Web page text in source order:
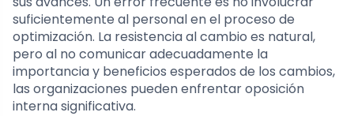
suficientemente al personal en el proceso de
optimización. La resistencia al cambio es natural,
pero al no comunicar adecuadamente la
importancia y beneficios esperados de los cambios,
las organizaciones pueden enfrentar oposición
interna significativa.